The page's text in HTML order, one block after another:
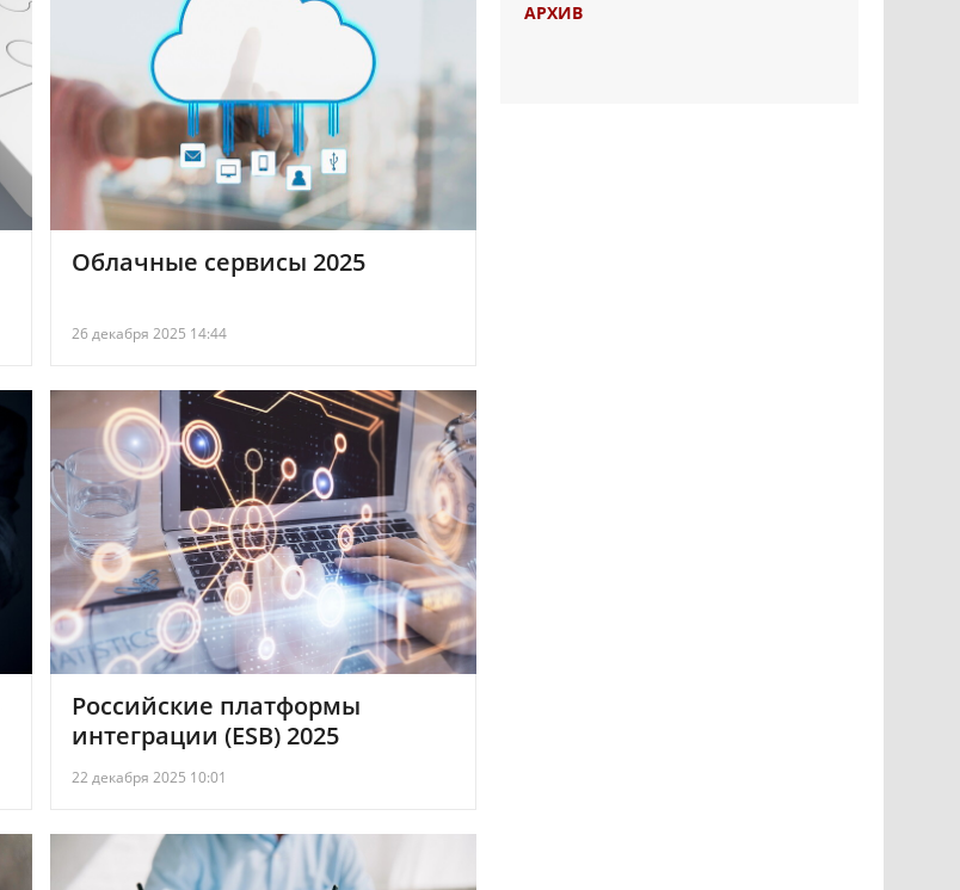
Облачные сервисы 2025
26 декабря 2025 14:44
Российские платформы
интеграции (ESB) 2025
22 декабря 2025 10:01
АРХИВ